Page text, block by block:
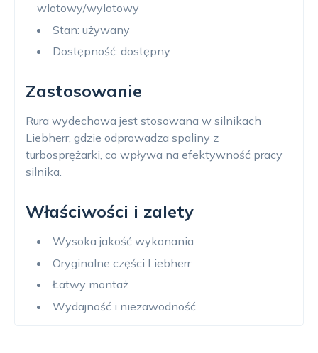
wlotowy/wylotowy
Stan: używany
Dostępność: dostępny
Zastosowanie
Rura wydechowa jest stosowana w silnikach
Liebherr, gdzie odprowadza spaliny z
turbosprężarki, co wpływa na efektywność pracy
silnika.
Właściwości i zalety
Wysoka jakość wykonania
Oryginalne części Liebherr
Łatwy montaż
Wydajność i niezawodność